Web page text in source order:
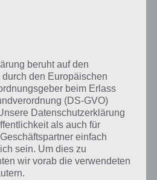
gehört Brain Out aber zu den
jedoch die Werbung, sodass du hier
diese schauen zu müssen
nicht mehr stimmen, kannst du dich
beruht auf den
den Europäischen
beim Erlass
(DS-GVO)
Datenschutzerklärung
als auch für
einfach
sein. Um dies zu
wir vorab die verwendeten